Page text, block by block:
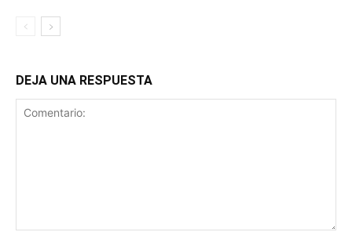
DEJA UNA RESPUESTA